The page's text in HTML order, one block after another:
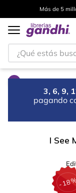
Más de 5
¿Qué estás
3, 6, 9,
pagando
I See
-18